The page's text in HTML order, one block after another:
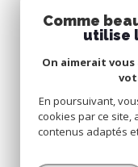
Comme
utilise
On aimerait
En poursuivant,
cookies par ce site,
contenus adaptés